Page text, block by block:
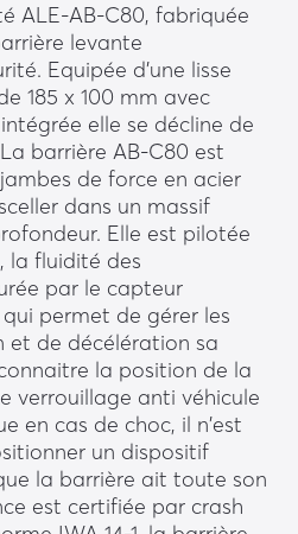
ALE-AB-C80, fabriquée
levante
Equipée d'une lisse
185 x 100 mm avec
elle se décline de
barrière AB-C80 est
de force en acier
dans un massif
Elle est pilotée
la fluidité des
par le capteur
permet de gérer les
et de décélération sa
la position de la
verrouillage anti véhicule
en cas de choc, il n'est
un dispositif
la barrière ait toute son
est certifiée par crash